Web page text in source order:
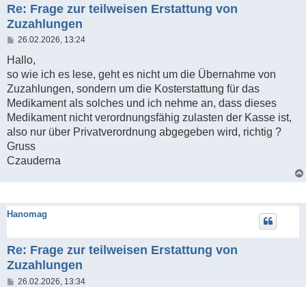
Re: Frage zur teilweisen Erstattung von
Zuzahlungen
B
i
r
a
g
26.02.2026, 13:24
Hallo,
so wie ich es lese, geht es nicht um die Übernahme von
Zuzahlungen, sondern um die Kosterstattung für das
Medikament als solches und ich nehme an, dass dieses
Medikament nicht verordnungsfähig zulasten der Kasse ist,
also nur über Privatverordnung abgegeben wird, richtig ?
Gruss
Czauderna
Hanomag
Re: Frage zur teilweisen Erstattung von
Zuzahlungen
B26.02.2026, 13:34